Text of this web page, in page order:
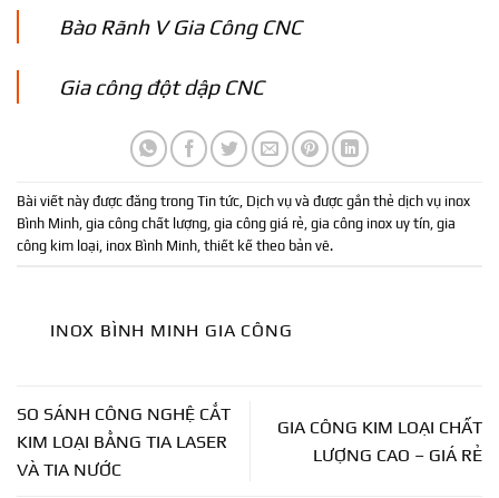
Bào Rãnh V Gia Công CNC
Gia công đột dập CNC
Bài viết này được đăng trong Tin tức Dịch vụ và được gắn thẻ dịch vụ inox
Bình Minh gia công chất lượng gia công giá rẻ gia công inox uy tín gia
công kim loại inox Bình Minh thiết kế theo bản vẽ.
INOX BÌNH MINH GIA CÔNG
SO SÁNH CÔNG NGHỆ CẮT
KIM LOẠI BẰNG TIA LASER
VÀ TIA NƯỚC
GIA CÔNG KIM LOẠI CHẤT
LƯỢNG CAO – GIÁ RẺ